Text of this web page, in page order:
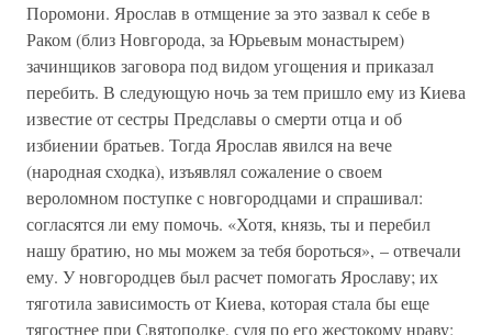
Поромони. Ярослав в отмщение за это зазвал к себе в
Раком (близ Новгорода, за Юрьевым монастырем)
зачинщиков заговора под видом угощения и приказал
перебить. В следующую ночь за тем пришло ему из Киева
известие от сестры Предславы о смерти отца и об
избиении братьев. Тогда Ярослав явился на вече
(народная сходка), изъявлял сожаление о своем
вероломном поступке с новгородцами и спрашивал:
согласятся ли ему помочь. «Хотя, князь, ты и перебил
нашу братию, но мы можем за тебя бороться», – отвечали
ему. У новгородцев был расчет помогать Ярославу; их
тяготила зависимость от Киева, которая стала бы еще
тягостнее при Святополке, судя по его жестокому нраву;